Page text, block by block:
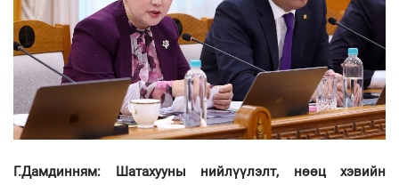
Г.Дамдинням: Шатахууны нийлүүлэлт, нөөц хэвийн